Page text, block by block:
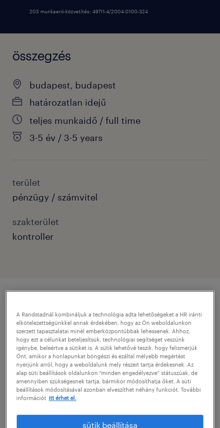
203 munkaerő-közvetítés: 49711-4/2004-0100-324
összegzés
budapest, budapest
határozatlan idejű
teljes munkaidő / full time
3-5 év / 3-5 years
terület
pénzügy / számvitel
szakterület
kontroller
pozíció részletei
Cégleírás / Organisation/Department
Our partner is an international financial and
insurance service provider with over 20 years
of stable market presence. Operating as a
legally independent entity within a
prestigious global group, the company
A Randstadnál kombináljuk a technológia adta lehetőségeket a HR iránti
elkötelezettségünkkel annak érdekében, hogy az Ön weboldalunkon
szerzett tapasztalatai minél emberközpontúbbak lehessenek. Ahhoz,
hogy ezt a célunkat beteljesítsük, technológiai segítséget veszünk
igénybe, beleértve a sütiket is. A sütik lehetővé teszik, hogy felismerjük
Önt, amikor a honlapunkat böngészi és ezáltal mélyebb megértést
nyerjünk arról, hogy a weboldalunk mely részeit tartja érdekesnek. Az
alap süti beállítások oldalunkon “minden engedélyezve” státuszúak, de
amennyiben szükségesnek tartja, bármikor módosíthatja őket. A süti
beállítások módosításával azonban elveszíthet néhány funkciót. További
információt itt érhet el.
sütik beállítása